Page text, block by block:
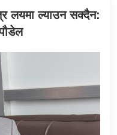
लयमा ल्याउन सक्दैन: